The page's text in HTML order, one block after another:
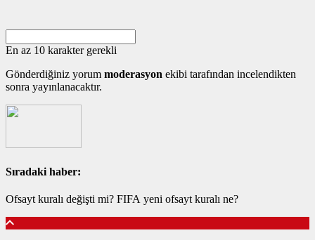
En az 10 karakter gerekli
Gönderdiğiniz yorum moderasyon ekibi tarafından incelendikten
sonra yayınlanacaktır.
Sıradaki haber:
Ofsayt kuralı değişti mi? FIFA yeni ofsayt kuralı ne?